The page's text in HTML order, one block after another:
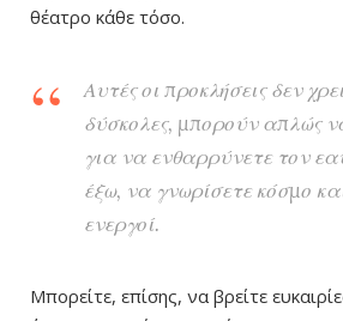
θέατρο κάθε τόσο.
Αυτές οι προκλήσεις δεν
δύσκολες, μπορούν απλώς
για να ενθαρρύνετε τον
έξω, να γνωρίσετε κόσμο
ενεργοί.
Μπορείτε, επίσης, να βρείτε